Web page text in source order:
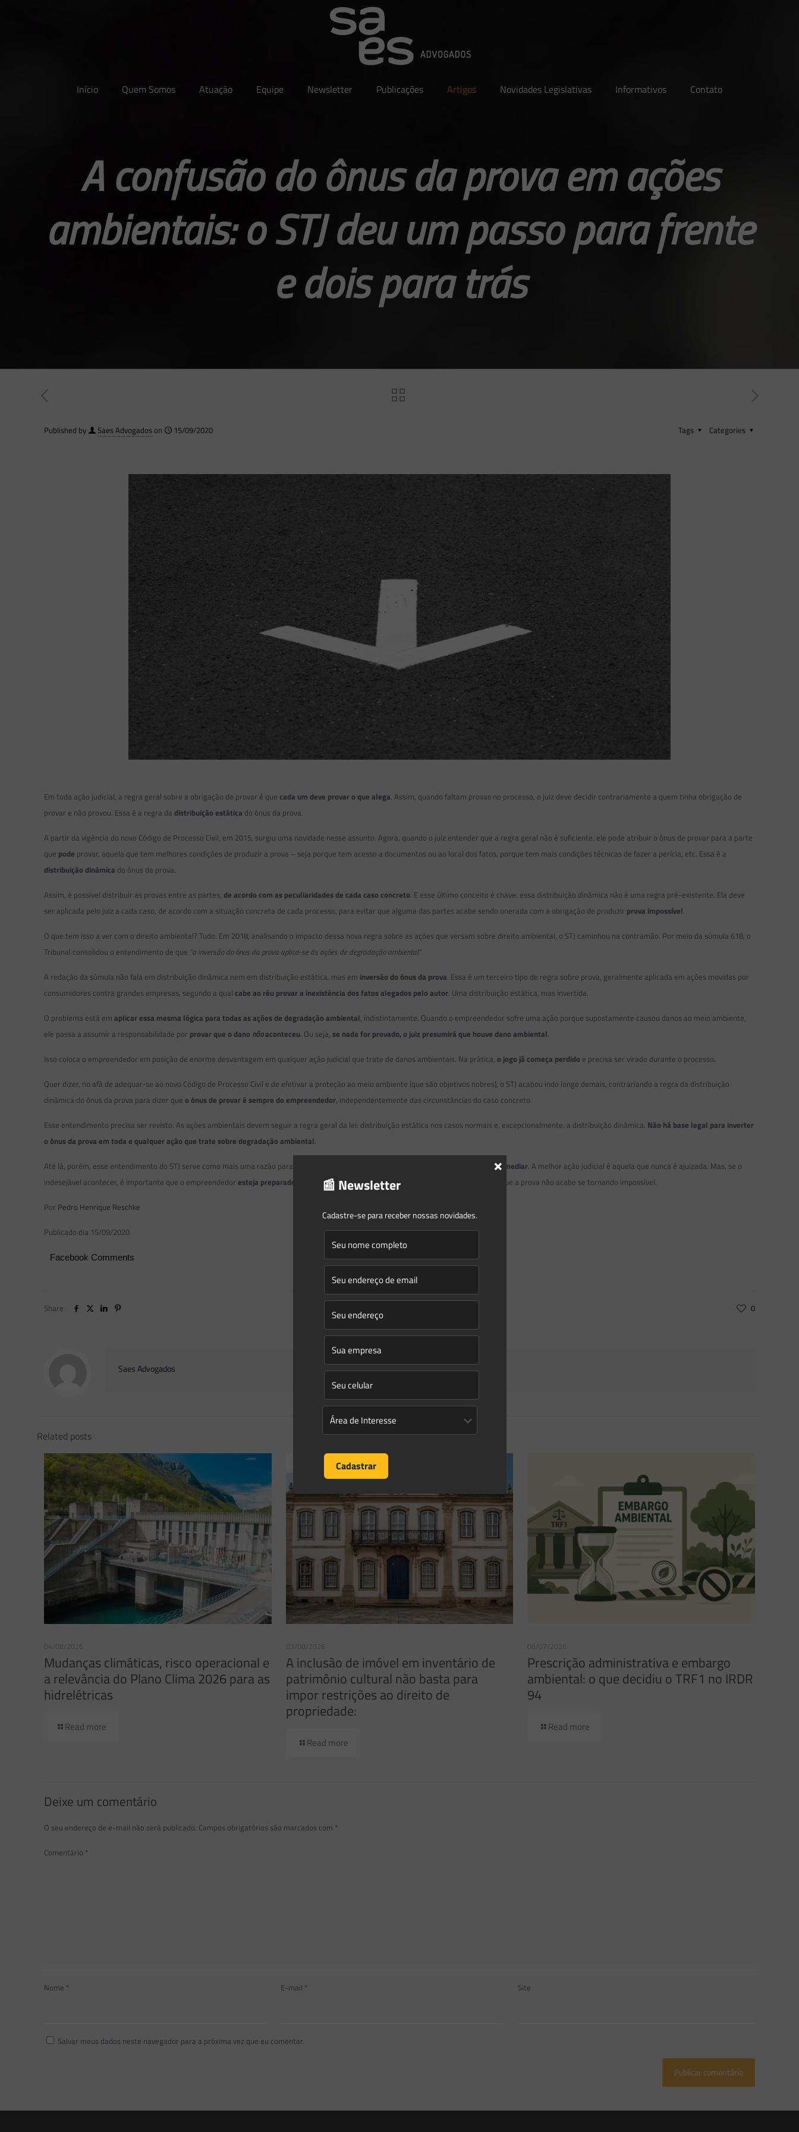
Início Quem Somos Atuação Equipe Newsletter Publicações Artigos Novidades Legislativas Informativos Contato
A confusão do ônus da prova em ações
ambientais: o STJ deu um passo para frente
e dois para trás
Published by Saes Advogadoson 15/09/2020 Categories
Tags
Em toda ação judicial, a regra geral sobre a obrigação de provar é quecada um deve provar o que alega. Assim, quando faltam provas no processo, o juiz deve decidir contrariamente a quem tinha obrigação de
provar e não provou. Essa é a regra dadistribuição estática do ônus da prova.
A partir da vigência do novo Código de Processo Civil, em 2015, surgiu uma novidade nesse assunto. Agora, quando o juiz entender que a regra geral não é suficiente, ele pode atribuir o ônus de provar para a parte
que pode provar, aquela que tem melhores condições de produzir a prova – seja porque tem acesso a documentos ou ao local dos fatos, porque tem mais condições técnicas de fazer a perícia, etc. Essa é a
distribuição dinâmica do ônus da prova.
Assim, é possível distribuir as provas entre as partes,de acordo com as peculiaridades de cada caso concreto. E esse último conceito é chave: essa distribuição dinâmica não é uma regra pré-existente. Ela deve
ser aplicada pelo juiz a cada caso, de acordo com a situação concreta de cada processo, para evitar que alguma das partes acabe sendo onerada com a obrigação de produzir prova impossível.
O que tem isso a ver com o direito ambiental? Tudo. Em 2018, analisando o impacto dessa nova regra sobre as ações que versam sobre direito ambiental, o STJ caminhou na contramão. Por meio da súmula 618, o
Tribunal consolidou o entendimento de que “a inversão do ônus da prova aplica-se às ações de degradação ambiental.”
A redação da súmula não fala em distribuição dinâmica nem em distribuição estática, mas em inversão do ônus da prova. Essa é um terceiro tipo de regra sobre prova, geralmente aplicada em ações movidas por
consumidores contra grandes empresas, segundo a qualcabe ao réu provar a inexistência dos fatos alegados pelo autor. Uma distribuição estática, mas invertida.
O problema está emaplicar essa mesma lógica para todas as ações de degradação ambiental, indistintamente. Quando o empreendedor sofre uma ação porque supostamente causou danos ao meio ambiente,
ele passa a assumir a responsabilidade por provar que o dano nãoaconteceu. Ou seja,se nada for provado, o juiz presumirá que houve dano ambiental.
Isso coloca o empreendedor em posição de enorme desvantagem em qualquer ação judicial que trate de danos ambientais. Na prática,o jogo já começa perdido e precisa ser virado durante o processo.
Quer dizer, no afã de adequar-se ao novo Código de Processo Civil e de efetivar a proteção ao meio ambiente (que são objetivos nobres), o STJ acabou indo longe demais, contrariando a regra da distribuição
dinâmica do ônus da prova para dizer queo ônus de provar é sempre do empreendedor, independentemente das circunstâncias do caso concreto.
Esse entendimento precisa ser revisto. As ações ambientais devem seguir a regra geral da lei: distribuição estática nos casos normais e, excepcionalmente, a distribuição dinâmica. Não há base legal para inverter
o ônus da prova em toda e qualquer ação que trate sobre degradação ambiental.
Até lá, porém, esse entendimento do STJ serve como mais uma razão para fazer valer a velha máxima de que é melhor prevenir do que remediar. A melhor ação judicial é aquela que nunca é ajuizada. Mas, se o
indesejável acontecer, é importante que o empreendedoresteja preparado e devidamente assessoradona parte técnica e jurídica, para que a prova não acabe se tornando impossível.
Por Pedro Henrique Reschke
Publicado dia 15/09/2020
Facebook Comments
Share 0
Saes Advogados
Related posts
04/08/2026
Mudanças climáticas, risco operacional e
a relevância do Plano Clima 2026 para as
hidrelétricas
Read more
03/08/2026
A inclusão de imóvel em inventário de
patrimônio cultural não basta para
impor restrições ao direito de
propriedade:
Read more
06/07/2026
Prescrição administrativa e embargo
ambiental: o que decidiu o TRF1 no IRDR
94
Read more
Deixe um comentário
O seu endereço de e-mail não será publicado. Campos obrigatórios são marcados com *
Comentário *
Nome * E-mail * Site
Salvar meus dados neste navegador para a próxima vez que eu comentar.
📰 Newsletter
Cadastre-se para receber nossas novidades.
×